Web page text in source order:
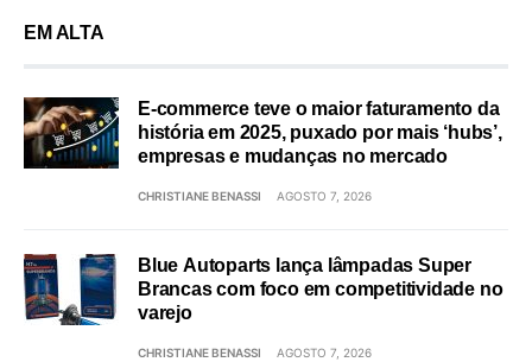
EM ALTA
E-commerce teve o maior faturamento da
história em 2025, puxado por mais ‘hubs’,
empresas e mudanças no mercado
CHRISTIANE BENASSI AGOSTO 7, 2026
Blue Autoparts lança lâmpadas Super
Brancas com foco em competitividade no
varejo
CHRISTIANE BENASSI AGOSTO 7, 2026